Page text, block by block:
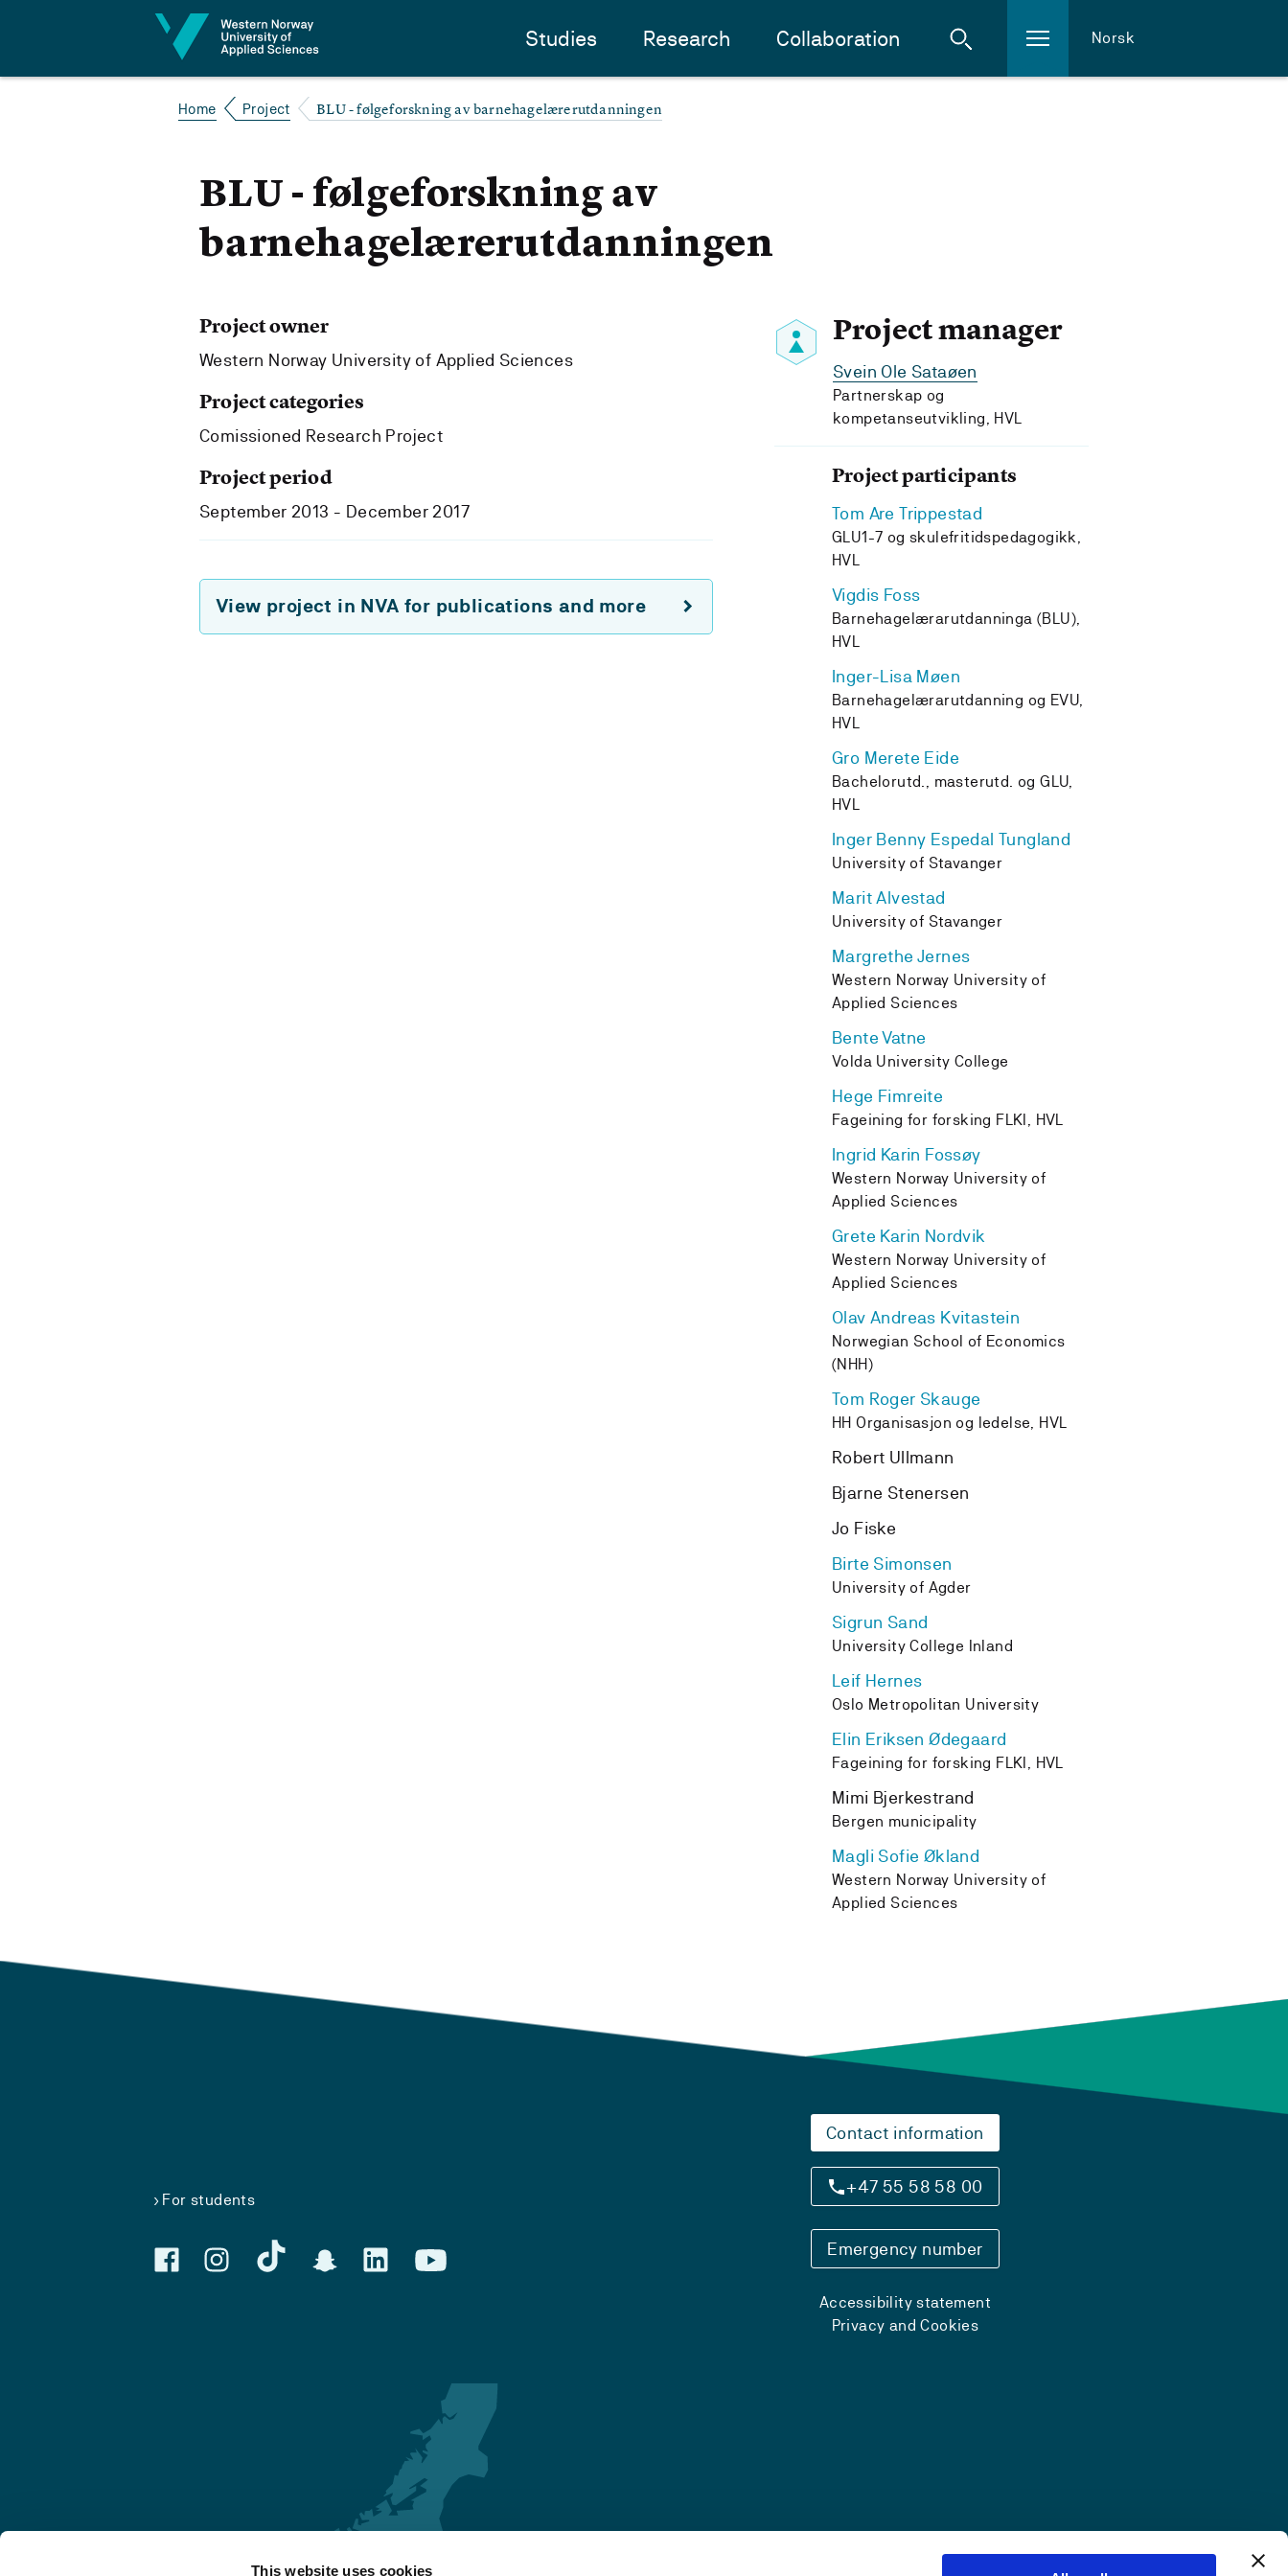
This website uses cookies
Studies Research Collaboration Norsk
Home Project BLU - følgeforskning av barnehagelærerutdanningen
BLU - følgeforskning av
barnehagelærerutdanningen
Project manager
Svein Ole Sataøen
Partnerskap og
kompetanseutvikling, HVL
Project participants
Tom Are Trippestad
GLU1-7 og skulefritidspedagogikk,
HVL
Vigdis Foss
Barnehagelærarutdanninga (BLU),
HVL
Inger-Lisa Møen
Barnehagelærarutdanning og EVU,
HVL
Gro Merete Eide
Bachelorutd., masterutd. og GLU,
HVL
Inger Benny Espedal Tungland
University of Stavanger
Marit Alvestad
University of Stavanger
Margrethe Jernes
Western Norway University of
Applied Sciences
Bente Vatne
Volda University College
Hege Fimreite
Fageining for forsking FLKI, HVL
Ingrid Karin Fossøy
Western Norway University of
Applied Sciences
Grete Karin Nordvik
Western Norway University of
Applied Sciences
Olav Andreas Kvitastein
Norwegian School of Economics
(NHH)
Tom Roger Skauge
HH Organisasjon og ledelse, HVL
Robert Ullmann
Bjarne Stenersen
Jo Fiske
Birte Simonsen
University of Agder
Sigrun Sand
University College Inland
Leif Hernes
Oslo Metropolitan University
Elin Eriksen Ødegaard
Fageining for forsking FLKI, HVL
Mimi Bjerkestrand
Bergen municipality
Magli Sofie Økland
Western Norway University of
Applied Sciences
Project owner
Western Norway University of Applied Sciences
Project categories
Comissioned Research Project
Project period
September 2013 - December 2017
View project in NVA for publications and more
For students
Contact information
+47 55 58 58 00
Emergency number
Accessibility statement
Privacy and Cookies